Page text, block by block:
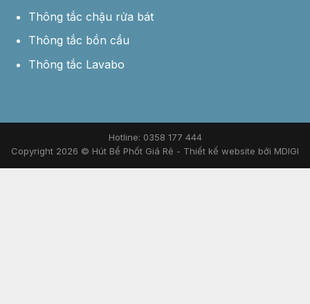
Thông tắc chậu rửa bát
Thông tắc bồn cầu
Thông tắc Lavabo
Hotline: 0358 177 444
Copyright 2026 © Hút Bể Phốt Giá Rẻ - Thiết kế website bởi MDIGI